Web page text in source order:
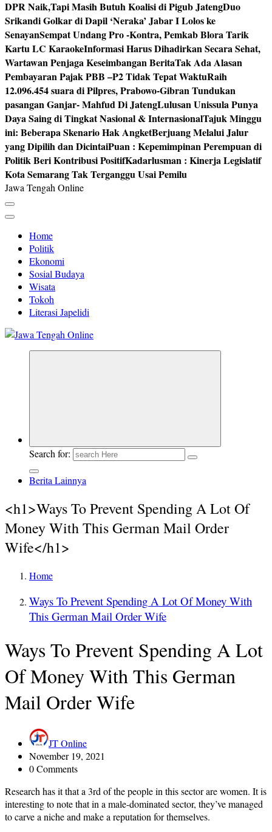
DPR Naik,Tapi Masih Butuh Koalisi di Pigub JatengDuo
Srikandi Golkar di Dapil ‘Neraka’ Jabar I Lolos ke
SenayanSempat Undang Pro -Kontra, Pemkab Blora Tarik
Kartu LC KaraokeInformasi Harus Dihadirkan Secara Sehat,
Wartawan Penjaga Keseimbangan BeritaTak Ada Alasan
Pembayaran Pajak PBB –P2 Tidak Tepat WaktuRaih
12.096.454 suara di Pilpres, Prabowo-Gibran Tundukan
pasangan Ganjar- Mahfud Di JatengLulusan Unissula Punya
Daya Saing di Tingkat Nasional & InternasionalTajuk Minggu
ini: Beberapa Skenario Hak AngketBerjuang Melalui Jalur
yang Dipilih dan DicintaiPuan : Kepemimpinan Perempuan di
Politik Beri Kontribusi PositifKadarlusman : Kinerja Legislatif
Kota Semarang Tak Terganggu Usai Pemilu
Jawa Tengah Online
Home
Politik
Ekonomi
Sosial Budaya
Wisata
Tokoh
Literasi Japelidi
Search for:
Berita Lainnya
<h1>Ways To Prevent Spending A Lot Of
Money With This German Mail Order
Wife</h1>
Home
Ways To Prevent Spending A Lot Of Money With
This German Mail Order Wife
Ways To Prevent Spending A Lot
Of Money With This German
Mail Order Wife
JT Online
November 19, 2021
0 Comments
Research has it that a 3rd of the people in this sector are women. It is
interesting to note that in a male-dominated sector, they’ve managed
to carve a niche and make a reputation for themselves.